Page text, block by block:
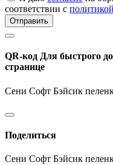
соответствии с
Отправить
QR-код Для быстрого
странице
Сени Софт Бэйсик
Поделиться
Сени Софт Бэйсик